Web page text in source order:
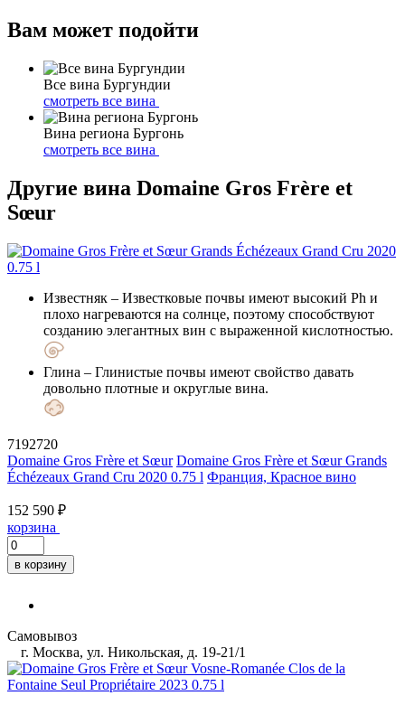
Вам может подойти
Все вина Бургундии
смотреть все вина
Вина региона Бургонь
смотреть все вина
Другие вина Domaine Gros Frère et
Sœur
Известняк – Известковые почвы имеют высокий Ph и
плохо нагреваются на солнце, поэтому способствуют
созданию элегантных вин с выраженной кислотностью.
Глина – Глинистые почвы имеют свойство давать
довольно плотные и округлые вина.
7192720
Domaine Gros Frère et Sœur Domaine Gros Frère et Sœur Grands
Échézeaux Grand Cru 2020 0.75 l Франция, Красное вино
152 590 ₽
корзина
в корзину
Самовывоз
г. Москва, ул. Никольская, д. 19-21/1